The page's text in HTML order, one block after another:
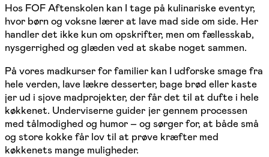
Hos FOF Aftenskolen kan I tage på kulinariske eventyr,
hvor børn og voksne lærer at lave mad side om side. Her
handler det ikke kun om opskrifter, men om fællesskab,
nysgerrighed og glæden ved at skabe noget sammen.
På vores madkurser for familier kan I udforske smage fra
hele verden, lave lækre desserter, bage brød eller kaste
jer ud i sjove madprojekter, der får det til at dufte i hele
køkkenet. Underviserne guider jer gennem processen
med tålmodighed og humor – og sørger for, at både små
og store kokke får lov til at prøve kræfter med
køkkenets mange muligheder.